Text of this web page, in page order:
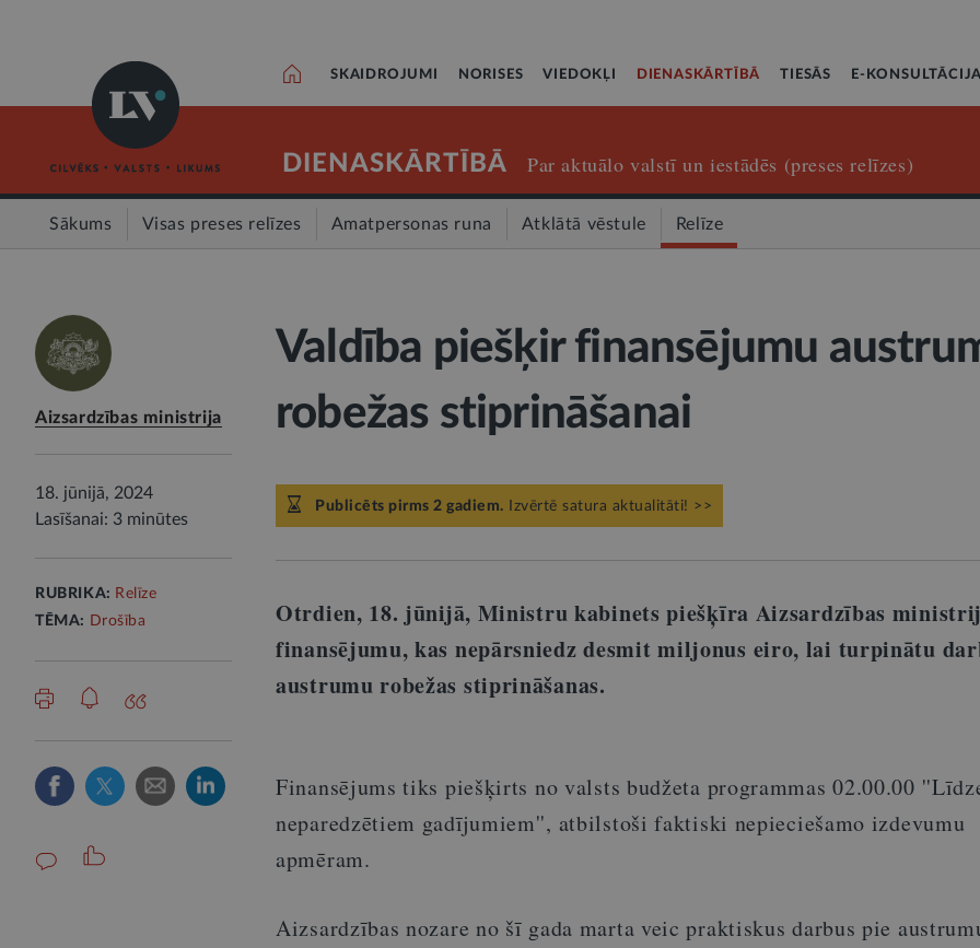
SKAIDROJUMI NORISES VIEDOKĻI DIENASKĀRTĪBĀ TIESĀS E-
DIENASKĀRTĪBĀ Par aktuālo valstī un iestādēs (preses relīzes)
Sākums Visas preses relīzes Amatpersonas runa Atklātā vēstule Relīze
Aizsardzības ministrija
18. jūnijā, 2024
Lasīšanai: 3 minūtes
RUBRIKA: Relīze
TĒMA: Drošība
Valdība piešķir finansējumu
robežas stiprināšanai
Publicēts pirms 2 gadiem. Izvērtē satura aktualitāti! >>
Otrdien, 18. jūnijā, Ministru kabinets piešķīra Aizsardzības
finansējumu, kas nepārsniedz desmit miljonus eiro, lai turpinātu
austrumu robežas stiprināšanas.
Finansējums tiks piešķirts no valsts budžeta programmas 02.00.00
neparedzētiem gadījumiem'', atbilstoši faktiski nepieciešamo izdevumu
apmēram.
Aizsardzības nozare no šī gada marta veic praktiskus darbus pie